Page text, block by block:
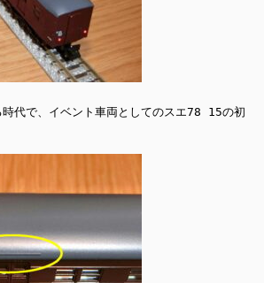
時代で、イベント車両としてのスエ78 15の初